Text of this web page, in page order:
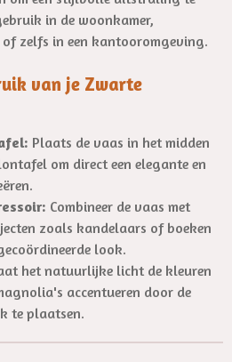
in de woonkamer,
of zelfs in een kantooromgeving.
van je Zwarte
Plaats de vaas in het midden
om direct een elegante en
Combineer de vaas met
zoals kandelaars of boeken
look.
het natuurlijke licht de kleuren
accentueren door de
te plaatsen.